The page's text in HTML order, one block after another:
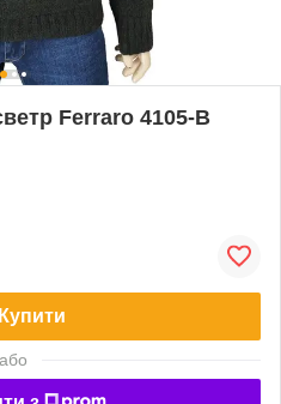
Ferraro 4105-B
Купити
або